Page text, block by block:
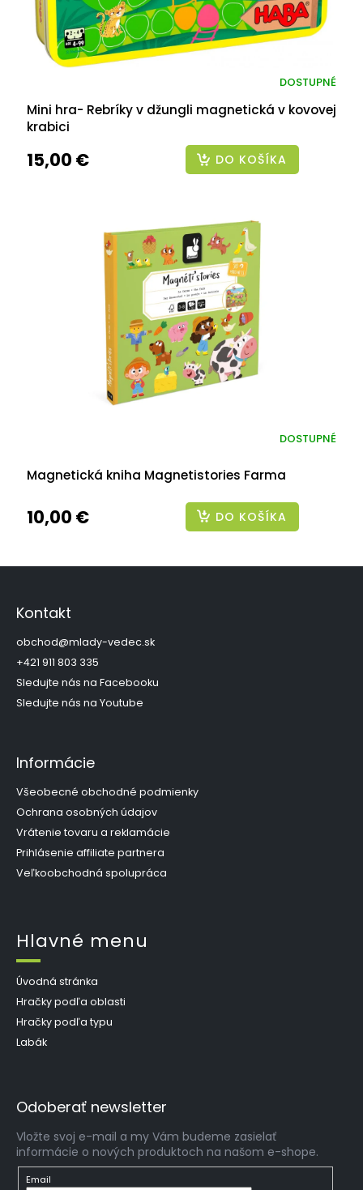
Mini hra- Rebríky v džungli magnetická v kovovej
krabici
DOSTUPNÉ
15,00 € DO KOŠÍKA
Magnetická kniha Magnetistories Farma
DOSTUPNÉ
10,00 € DO KOŠÍKA
Z
Kontakt
obchod@mlady-vedec.sk
+421 911 803 335
Sledujte nás na Facebooku
Sledujte nás na Youtube
Informácie
Všeobecné obchodné podmienky
Ochrana osobných údajov
Vrátenie tovaru a reklamácie
Prihlásenie affiliate partnera
Veľkoobchodná spolupráca
Hlavné menu
Úvodná stránka
Hračky podľa oblasti
Hračky podľa typu
Labák
Odoberať newsletter
Vložte svoj e-mail a my Vám budeme zasielať
informácie o nových produktoch na našom e-shope.
Email